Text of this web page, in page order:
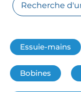
Essuie-mains
Bobines